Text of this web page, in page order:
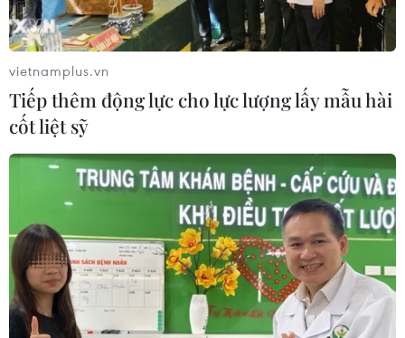
vietnamplus.vn
Tiếp thêm động lực cho lực lượng lấy mẫu hài
cốt liệt sỹ